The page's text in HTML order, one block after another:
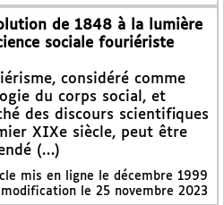
de 1848 à la lumière
sociale fouriériste
considéré comme
du corps social, et
des discours scientifiques
XIXe siècle, peut être
(…)
mis en ligne le décembre 1999
le 25 novembre 2023